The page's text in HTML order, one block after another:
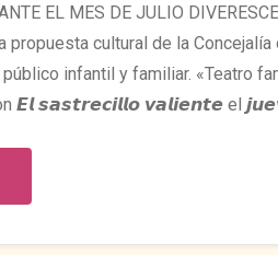
EL MES DE JULIO
propuesta cultural de la
infantil y familiar. «Teatro
𝙀𝙡 𝙨𝙖𝙨𝙩𝙧𝙚𝙘𝙞𝙡𝙡𝙤 𝙫𝙖𝙡𝙞𝙚𝙣𝙩𝙚 el